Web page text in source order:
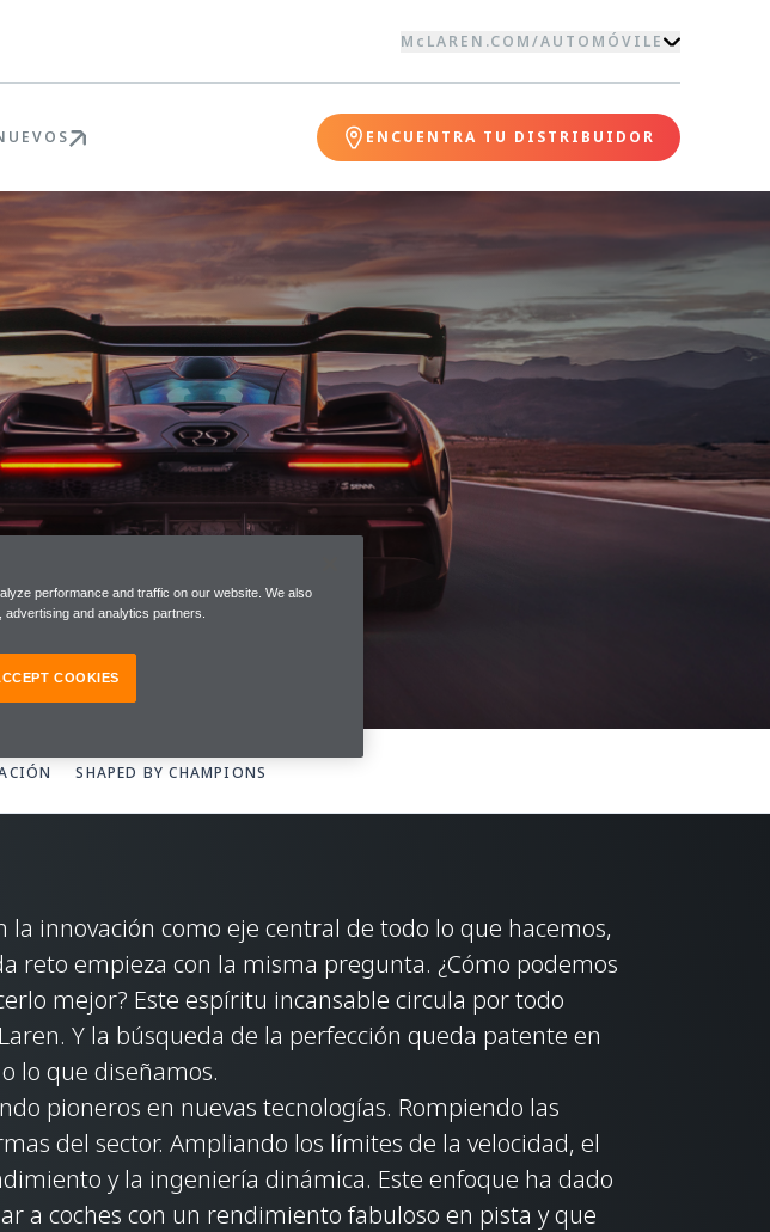
McLAREN.COM/AUTOMÓVILE
ENCUENTRA TU DISTRIBUIDOR
SHAPED BY CHAMPIONS
la innovación como eje central de todo lo que hacemos,
reto empieza con la misma pregunta. ¿Cómo podemos
mejor? Este espíritu incansable circula por todo
Y la búsqueda de la perfección queda patente en
lo que diseñamos.
pioneros en nuevas tecnologías. Rompiendo las
del sector. Ampliando los límites de la velocidad, el
y la ingeniería dinámica. Este enfoque ha dado
a coches con un rendimiento fabuloso en pista y que
performance and traffic on our website. We also
and analytics partners.
COOKIES